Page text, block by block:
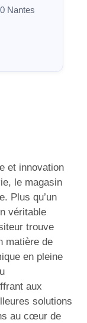
Nantes
et innovation
le magasin
Plus qu’un
véritable
trouve
matière de
en pleine
aux
solutions
au cœur de